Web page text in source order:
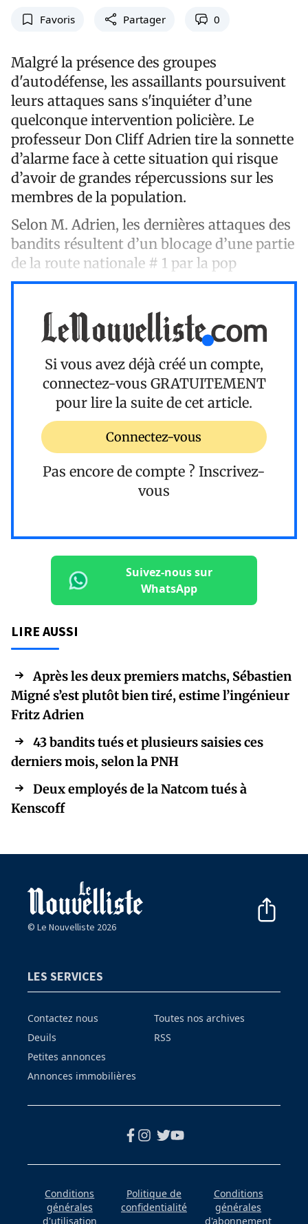
Favoris Partager 0
Malgré la présence des groupes
d'autodéfense, les assaillants poursuivent
leurs attaques sans s'inquiéter d’une
quelconque intervention policière. Le
professeur Don Cliff Adrien tire la sonnette
d’alarme face à cette situation qui risque
d’avoir de grandes répercussions sur les
membres de la population.
Selon M. Adrien, les dernières attaques des
bandits résultent d’un blocage d’une partie
de la route nationale # 1 par la pop
Si vous avez déjà créé un compte,
connectez-vous GRATUITEMENT
pour lire la suite de cet article.
Connectez-vous
Pas encore de compte ? Inscrivez-
vous
Suivez-nous sur
WhatsApp
LIRE AUSSI
Après les deux premiers matchs, Sébastien
Migné s’est plutôt bien tiré, estime l’ingénieur
Fritz Adrien
43 bandits tués et plusieurs saisies ces
derniers mois, selon la PNH
Deux employés de la Natcom tués à
Kenscoff
© Le Nouvelliste 2026
LES SERVICES
Contactez nous
Deuils
Petites annonces
Annonces immobilières
Toutes nos archives
RSS
Conditions
générales
d'utilisation
Politique de
confidentialité
Conditions
générales
d'abonnement